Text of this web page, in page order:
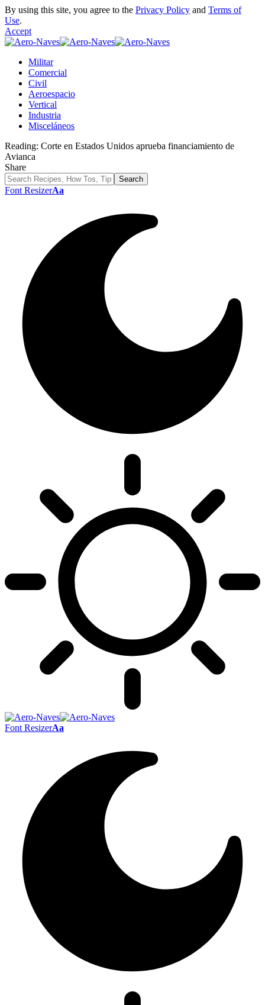
By using this site, you agree to the Privacy Policy and Terms of
Use.
Accept
Militar
Comercial
Civil
Aeroespacio
Vertical
Industria
Misceláneos
Reading: Corte en Estados Unidos aprueba financiamiento de
Avianca
Share
Font ResizerAa
Font ResizerAa